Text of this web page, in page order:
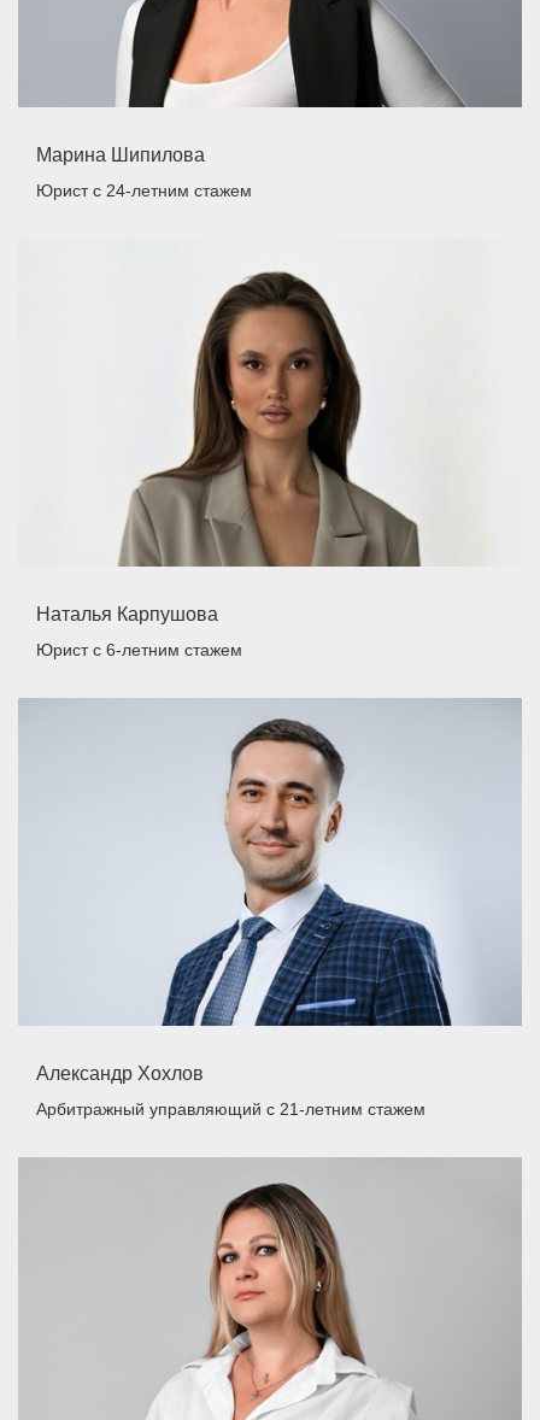
Марина Шипилова
Юристс 24-летним стажем
Наталья Карпушова
Юристс 6-летним стажем
Александр Хохлов
Арбитражный управляющий с 21-летним стажем